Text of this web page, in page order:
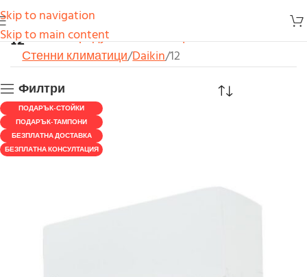
Skip to navigation
Skip to main content
12Начало Продукти
Климатици
Стенни климатици Daikin 12
Филтри
ПОДАРЪК-СТОЙКИ
ПОДАРЪК-ТАМПОНИ
БЕЗПЛАТНА ДОСТАВКА
БЕЗПЛАТНА КОНСУЛТАЦИЯ